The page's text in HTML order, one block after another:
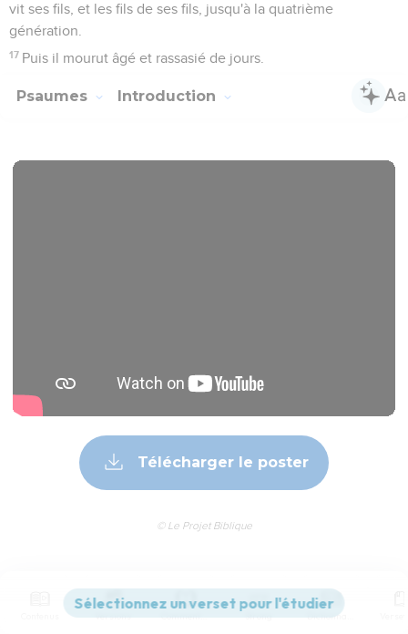
vit ses fils, et les fils de ses fils, jusqu'à la quatrième
génération.
17 Puis il mourut âgé et rassasié de jours.
Psaumes Introduction
Télécharger le poster
© Le Projet Biblique
Le titre du livre vient de son nom, transcrit en français, dans
Versions Commentaires Strong